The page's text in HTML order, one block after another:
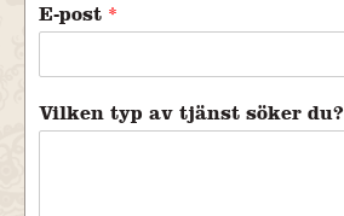
E-post *
Vilken typ av tjänst söker du?